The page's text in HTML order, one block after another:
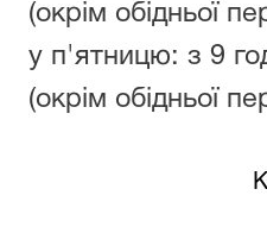
(окрім обідньої
у п'ятницю: з 9
(окрім обідньої